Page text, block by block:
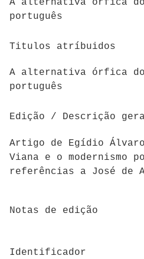
A alternativa órfica do
português
Titulos atríbuidos
A alternativa órfica do
português
Edição / Descrição
Artigo de Egídio Álvaro
Viana e o modernismo
referências a José de
Notas de edição
Identificador